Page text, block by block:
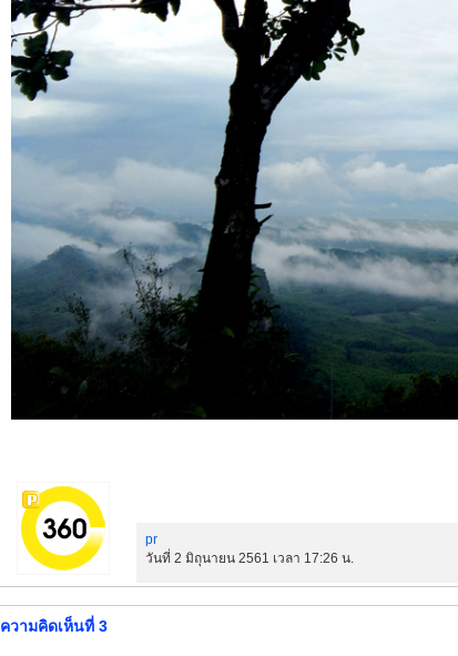
pr
วันที่ 2 มิถุนายน 2561 เวลา 17:26 น.
ความคิดเห็นที่ 3